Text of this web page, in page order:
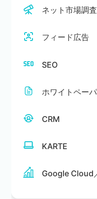
ネット市場調
フィード広告
SEO
ホワイトペー
CRM
KARTE
Google Cloud